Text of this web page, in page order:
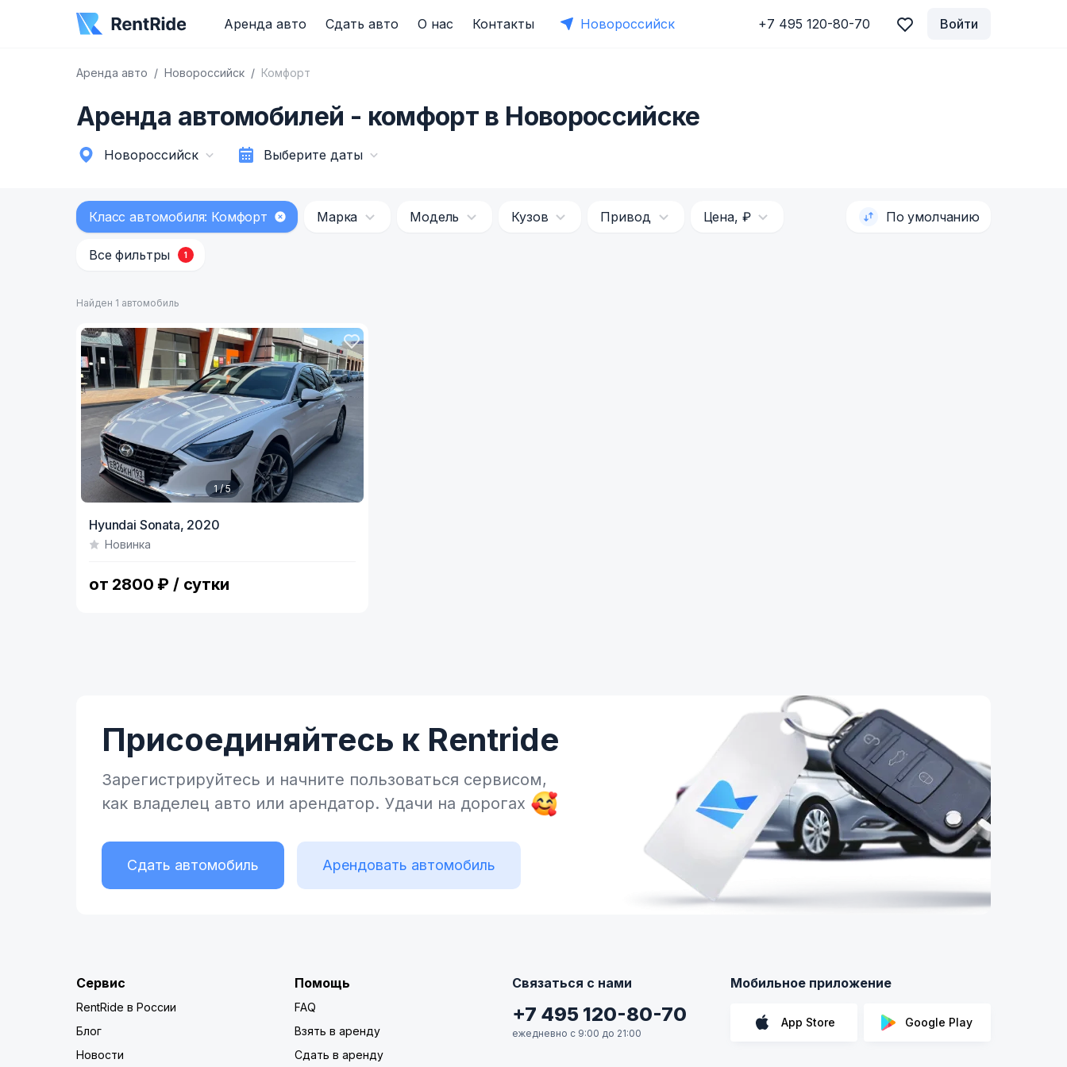
Аренда авто Сдать авто О нас Контакты Новороссийск +7 495 120-80-70 Войти
Аренда авто Новороссийск Комфорт
Аренда автомобилей - комфорт в Новороссийске
Новороссийск Выберите даты
Класс автомобиля: Комфорт Марка Модель Кузов Привод Цена, ₽
Все фильтры 1
По умолчанию
Найден 1 автомобиль
of
1 / 5
Hyundai Sonata, 2020
Новинка
от 2800 ₽ / сутки
Присоединяйтесь к Rentride
Зарегистрируйтесь и начните пользоваться сервисом,
как владелец авто или арендатор. Удачи на дорогах
Сдать автомобиль Арендовать автомобиль
Сервис
RentRide в России
Блог
Новости
Помощь
FAQ
Взять в аренду
Сдать в аренду
Связаться с нами
+7 495 120-80-70
ежедневно с 9:00 до 21:00
Мобильное приложение
App Store Google Play